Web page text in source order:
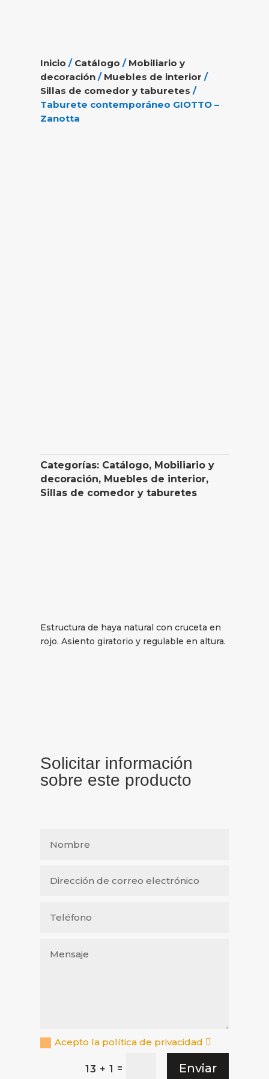
Inicio / Catálogo / Mobiliario y
decoración / Muebles de interior /
Sillas de comedor y taburetes /
Taburete contemporáneo GIOTTO –
Zanotta
Categorías: Catálogo, Mobiliario y
decoración, Muebles de interior,
Sillas de comedor y taburetes
Estructura de haya natural con cruceta en
rojo. Asiento giratorio y regulable en altura.
Solicitar información
sobre este producto
Acepto la política de privacidad
13 + 1 = Enviar